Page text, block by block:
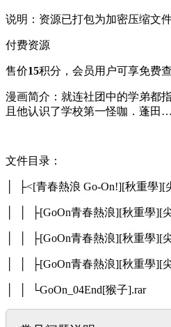
说明：资源已打包为加密压缩文
付费资源
售价15积分 ，会员用户可享免费
漫画简介：就连社团中的学弟都
且他认识了学校第一怪咖．蓬田
文件目录：
│ ├<[青春熱浪 Go-On!][秋重學
│ │ ├[GoOn青春熱浪][秋重學][
│ │ ├[GoOn青春熱浪][秋重學][
│ │ ├[GoOn青春熱浪][秋重學][
│ │ └GoOn_04End[猴子].rar